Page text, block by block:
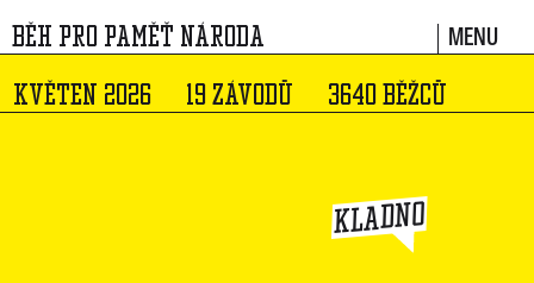
BĚH PRO PAMĚŤ NÁRODA MENU
KVĚTEN 2026 19 ZÁVODŮ 3640 BĚŽCŮ
KLADNO